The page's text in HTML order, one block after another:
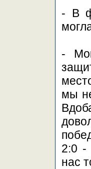
- В
-
мы
2:0 -
нас